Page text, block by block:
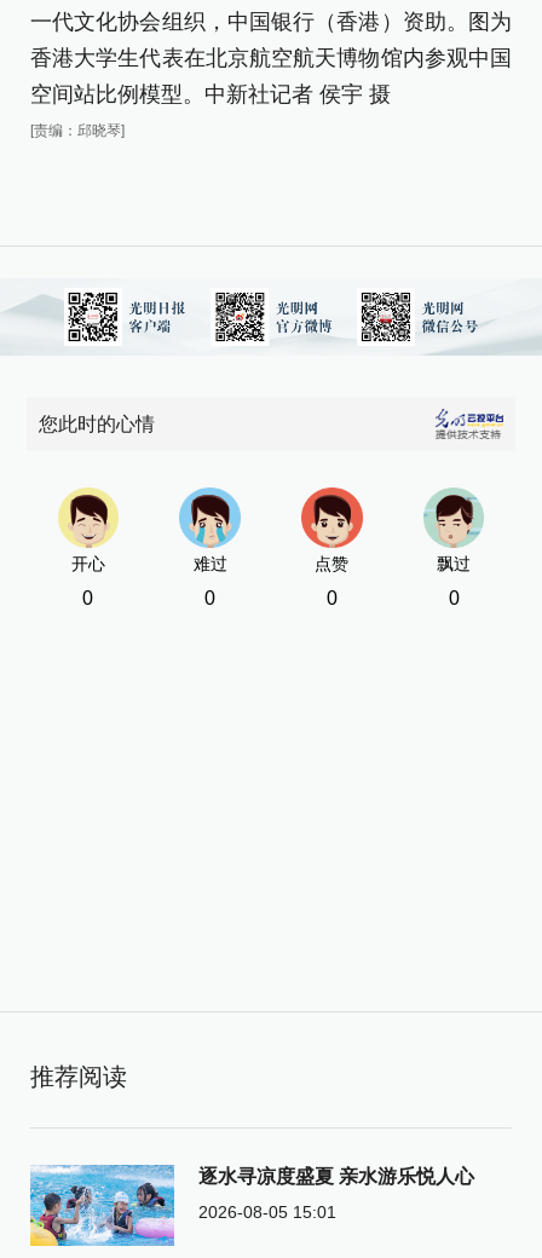
一代文化协会组织，中国银行（香港）资助。图为
香港大学生代表在北京航空航天博物馆内参观中国
空间站比例模型。中新社记者 侯宇 摄
[责编：邱晓琴]
您此时的心情
开心
0
难过
0
点赞
0
飘过
0
推荐阅读
逐水寻凉度盛夏 亲水游乐悦人心
2026-08-05 15:01